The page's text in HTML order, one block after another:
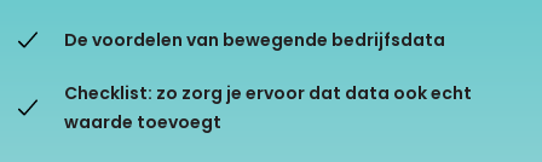
De voordelen van bewegende bedrijfsdata
Checklist: zo zorg je ervoor dat data ook echt
waarde toevoegt